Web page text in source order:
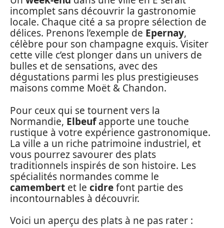
incomplet sans découvrir la gastronomie
locale. Chaque cité a sa propre sélection de
délices. Prenons l’exemple de Epernay,
célèbre pour son champagne exquis. Visiter
cette ville c’est plonger dans un univers de
bulles et de sensations, avec des
dégustations parmi les plus prestigieuses
maisons comme Moët & Chandon.
Pour ceux qui se tournent vers la
Normandie, Elbeufapporte une touche
rustique à votre expérience gastronomique.
La ville a un riche patrimoine industriel, et
vous pourrez savourer des plats
traditionnels inspirés de son histoire. Les
spécialités normandes comme le
camembert et le cidrefont partie des
incontournables à découvrir.
Voici un aperçu des plats à ne pas rater :